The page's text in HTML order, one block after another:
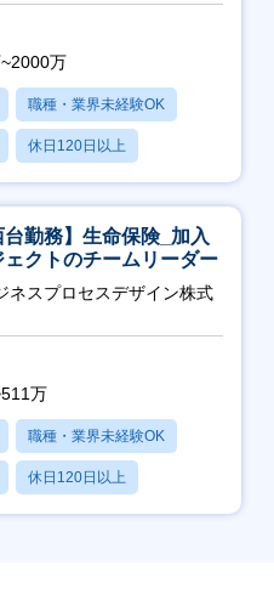
万
職種・業界未経験OK
休日120日以上
り
台勤務】生命保険_加入
クトのチームリーダー
ネスプロセスデザイン株式
万
職種・業界未経験OK
休日120日以上
り